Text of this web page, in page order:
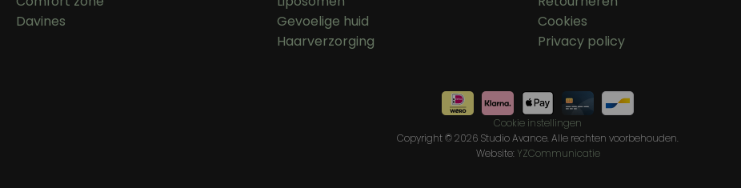
Davines
Gevoelige huid
Haarverzorging
Cookies
Privacy policy
Cookie instellingen
Copyright © 2026 Studio Avance. Alle rechten voorbehouden.
Website: YZCommunicatie